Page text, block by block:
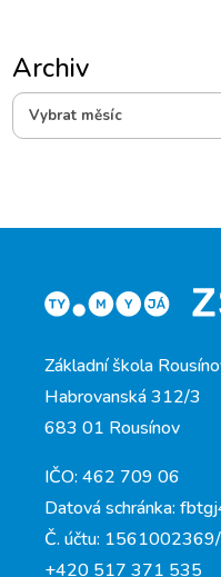
ArchivArchiv
Základní škola
Habrovanská 312/3
683 01 Rousínov
IČO: 462 709 06
Datová schránka:
Č. účtu:
+420 517 371 535